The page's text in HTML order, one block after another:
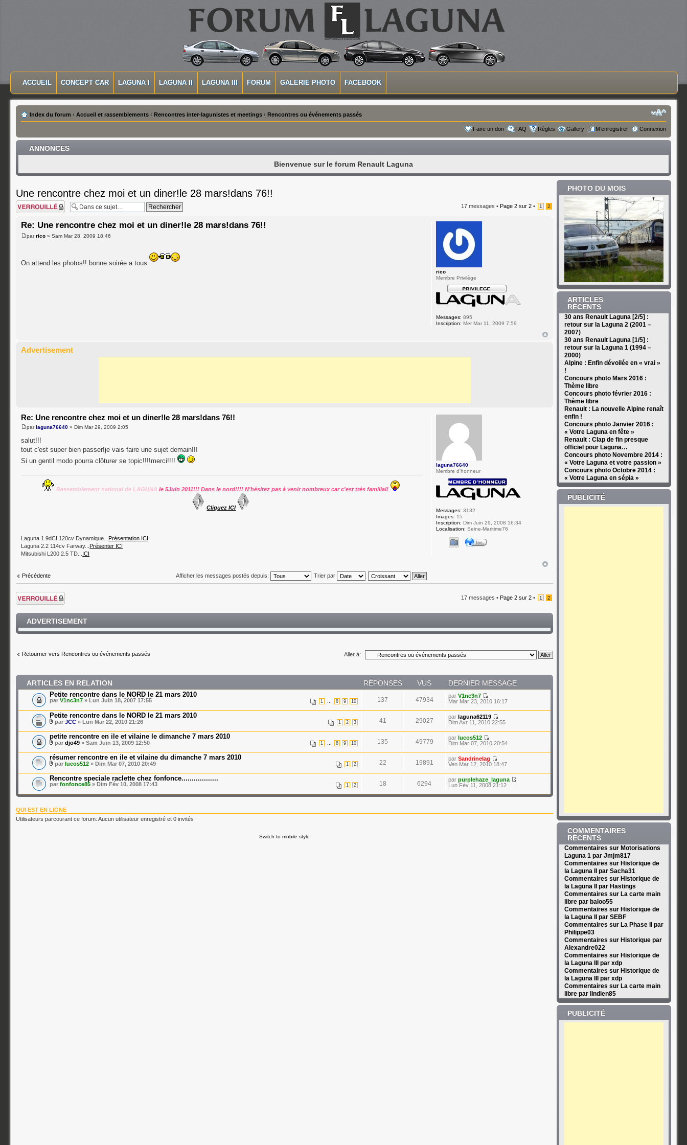
MENU PRINCIPAL
ACCUEIL CONCEPT CAR LAGUNA I LAGUNA II LAGUNA III FORUM GALERIE PHOTO FACEBOOK
Index du forum ‹ Accueil et rassemblements ‹ Rencontres inter-lagunistes et meetings ‹ Rencontres ou événements passés
Faire un don FAQ Règles Gallery M’enregistrer Connexion
ANNONCES
Bienvenue sur le forum Renault Laguna
Une rencontre chez moi et un diner!le 28 mars!dans 76!!
Sujet verrouillé 17 messages •Page2 sur2 • 1 2
Re: Une rencontre chez moi et un diner!le 28 mars!dans 76!!
parrico » Sam Mar 28, 2009 18:46
On attend les photos!! bonne soirée a tous
rico
Membre Privilège
Messages: 895
Inscription: Mer Mar 11, 2009 7:59
Advertisement
Re: Une rencontre chez moi et un diner!le 28 mars!dans 76!!
parlaguna76640 » Dim Mar 29, 2009 2:05
salut!!!
tout c'est super bien passer!je vais faire une sujet demain!!!
Si un gentil modo pourra clôturer se topic!!!!merci!!!!
Rassemblement national de LAGUNA le 5Juin 2011!!! Dans le nord!!!! N'hésitez pas à venir nombreux car c'est très familial!
Cliquez ICI
Laguna 1.9dCI 120cv Dynamique...Présentation ICI
Laguna 2.2 114cv Farway...Présenter ICI
Mitsubishi L200 2.5 TD... ICI
laguna76640
Membre d'honneur
Messages: 3132
Images: 15
Inscription: Dim Juin 29, 2008 16:34
Localisation: Seine-Maritime76
Précédente Afficher les messages postés depuis: Trier par
Sujet verrouillé 17 messages •Page2 sur2 • 1 2
ADVERTISEMENT
Retourner vers Rencontres ou événements passés Aller à:
ARTICLES EN RELATION RÉPONSES VUS DERNIER MESSAGE
Petite rencontre dans le NORD le 21 mars 2010
1 ... 8 9 10
parV1nc3n7 » Lun Juin 18, 2007 17:55 137 47934
par V1nc3n7
Mar Mar 23, 2010 16:17
Petite rencontre dans le NORD le 21 mars 2010
1 2 3
parJCC » Lun Mar 22, 2010 21:26 41 29027
par laguna62119
Dim Avr 11, 2010 22:55
petite rencontre en ile et vilaine le dimanche 7 mars 2010
1 ... 8 9 10
pardjo49 » Sam Juin 13, 2009 12:50 135 49779
par lucos512
Dim Mar 07, 2010 20:54
résumer rencontre en ile et vilaine du dimanche 7 mars 2010
1 2
par lucos512 » Dim Mar 07, 2010 20:49 22 19891
par Sandrinelag
Ven Mar 12, 2010 18:47
Rencontre speciale raclette chez fonfonce..................
1 2
parfonfonce85 » Dim Fév 10, 2008 17:43 18 6294
par purplehaze_laguna
Lun Fév 11, 2008 21:12
QUI EST EN LIGNE
Utilisateurs parcourant ce forum: Aucun utilisateur enregistré et 0 invités
Switch to mobile style
PHOTO DU MOIS
ARTICLES
RÉCENTS
30 ans Renault Laguna [2/5] :
retour sur la Laguna 2 (2001 –
2007)
30 ans Renault Laguna [1/5] :
retour sur la Laguna 1 (1994 –
2000)
Alpine : Enfin dévoilée en « vrai »
!
Concours photo Mars 2016 :
Thème libre
Concours photo février 2016 :
Thème libre
Renault : La nouvelle Alpine renaît
enfin !
Concours photo Janvier 2016 :
« Votre Laguna en fête »
Renault : Clap de fin presque
officiel pour Laguna…
Concours photo Novembre 2014 :
« Votre Laguna et votre passion »
Concours photo Octobre 2014 :
« Votre Laguna en sépia »
PUBLICITÉ
COMMENTAIRES
RÉCENTS
Commentaires sur Motorisations
Laguna 1 par Jmjm817
Commentaires sur Historique de
la Laguna II par Sacha31
Commentaires sur Historique de
la Laguna II par Hastings
Commentaires sur La carte main
libre par baloo55
Commentaires sur Historique de
la Laguna II par SEBF
Commentaires sur La Phase II par
Philippe03
Commentaires sur Historique par
Alexandre022
Commentaires sur Historique de
la Laguna III par xdp
Commentaires sur Historique de
la Laguna III par xdp
Commentaires sur La carte main
libre par lindien85
PUBLICITÉ